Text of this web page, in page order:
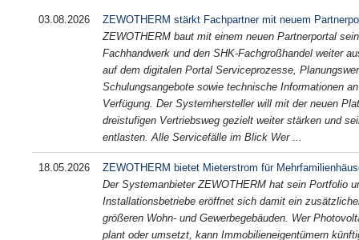
03.08.2026
ZEWOTHERM stärkt Fachpartner mit neuem
ZEWOTHERM baut mit einem neuen Partnerportal
Fachhandwerk und den SHK-Fachgroßhandel weiter
auf dem digitalen Portal Serviceprozesse,
Schulungsangebote sowie technische Informationen
Verfügung. Der Systemhersteller will mit der neuen
dreistufigen Vertriebsweg gezielt weiter stärken und
entlasten. Alle Servicefälle im Blick Wer ...
18.05.2026
ZEWOTHERM bietet Mieterstrom für
Der Systemanbieter ZEWOTHERM hat sein Portfolio
Installationsbetriebe eröffnet sich damit ein
größeren Wohn- und Gewerbegebäuden. Wer
plant oder umsetzt, kann Immobilieneigentümern